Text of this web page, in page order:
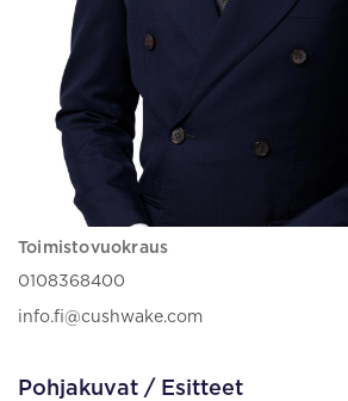
Toimistovuokraus
0108368400
info.fi@cushwake.com
Pohjakuvat / Esitteet